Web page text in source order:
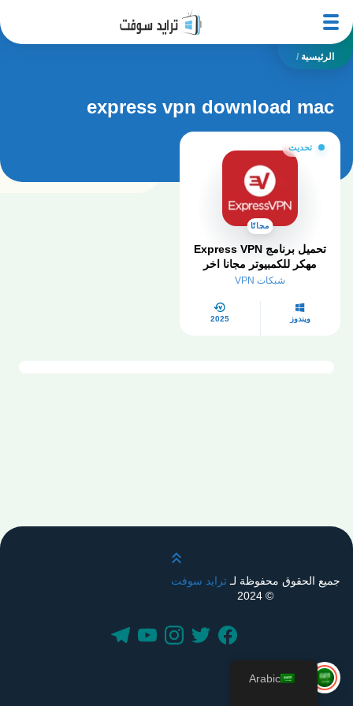
الرئيسية /
express vpn download mac
تحديث
مجانًا
تحميل برنامج Express VPN
مهكر​ للكمبيوتر مجانا اخر
اصدار 2026
شبكات VPN
ويندوز 2025
قم بالتمرير لأعلى
جميع الحقوق محفوظة لـترايد سوفت
© 2024
Arabic